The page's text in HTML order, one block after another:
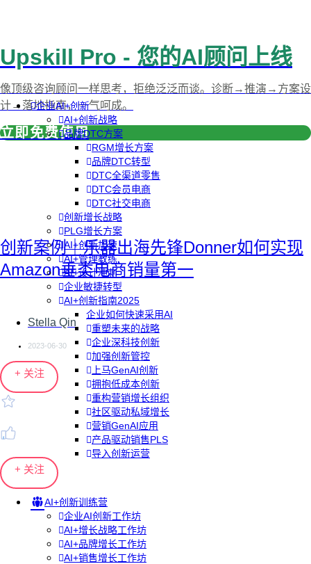
企业AI+创新
AI+创新战略
品牌DTC方案
RGM增长方案
品牌DTC转型
DTC全渠道零售
DTC会员电商
DTC社交电商
创新增长战略
PLG增长方案
AI+创新加速
AI+管理教练
AI+设计冲刺
企业敏捷转型
AI+创新指南2025
企业如何快速采用AI
重塑未来的战略
企业深科技创新
加强创新管控
上马GenAI创新
拥抱低成本创新
重构营销增长组织
社区驱动私域增长
营销GenAI应用
产品驱动销售PLS
导入创新运营
AI+创新训练营
企业AI创新工作坊
AI+增长战略工作坊
AI+品牌增长工作坊
AI+销售增长工作坊
Upskill Pro - 您的AI顾问上线
像顶级咨询顾问一样思考，拒绝泛泛而谈。诊断→推演→方案设
计→落地指南，一气呵成。
立即免费使用
创新案例｜乐器出海先锋Donner如何实现
Amazon垂类电商销量第一
Stella Qin
2023-06-30
+ 关注
+ 关注